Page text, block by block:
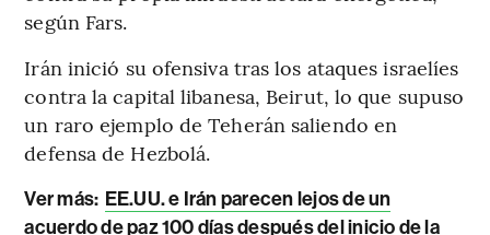
según Fars.
Irán inició su ofensiva tras los ataques israelíes
contra la capital libanesa, Beirut, lo que supuso
un raro ejemplo de Teherán saliendo en
defensa de Hezbolá.
Ver más: EE.UU. e Irán parecen lejos de un
acuerdo de paz 100 días después del inicio de la